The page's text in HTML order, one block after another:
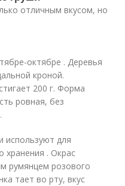
отличным вкусом, но
октябре . Деревья
кроной.
200 г. Форма
ровная, без
используют для
хранения . Окрас
румянцем розового
тает во рту, вкус